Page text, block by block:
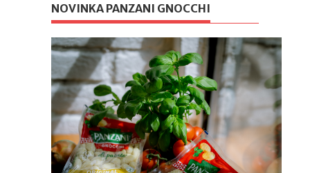
NOVINKA PANZANI GNOCCHI